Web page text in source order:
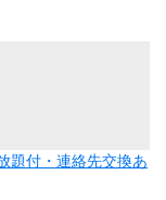
題付・連絡先交換あ